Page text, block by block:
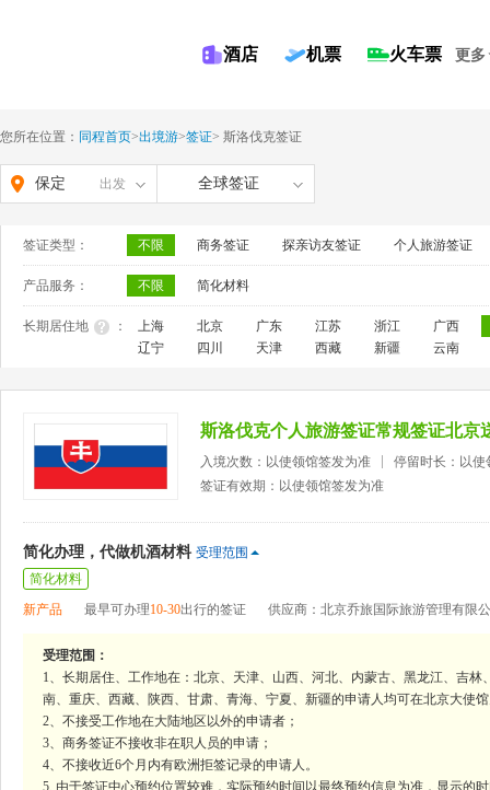
酒店 机票 火车票 更多
您所在位置： 同程首页>出境游>签证> 斯洛伐克签证
保定 出发 全球签证
签证类型： 不限 商务签证 探亲访友签证 个人旅游签证
产品服务： 不限 简化材料
长期居住地 ： 上海 北京 广东 江苏 浙江
广西
辽宁
四川 天津 西藏 新疆 云南
斯洛伐克个人旅游签证常规签证北京
入境次数：以使领馆签发为准
停留时长：以使
签证有效期：以使领馆签发为准
简化办理，代做机酒材料 受理范围
简化材料
新产品
最早可办理10-30出行的签证 供应商：北京乔旅国际旅游管理有限
受理范围：
1、长期居住、工作地在：北京、天津、山西、河北、内蒙古、黑龙江、吉
南、重庆、西藏、陕西、甘肃、青海、宁夏、新疆的申请人均可在北京大使
2、不接受工作地在大陆地区以外的申请者；
3、商务签证不接收非在职人员的申请；
4、不接收近6个月内有欧洲拒签记录的申请人。
5. 由于签证中心预约位置较难，实际预约时间以最终预约信息为准，显示的